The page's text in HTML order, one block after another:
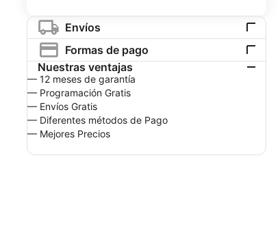
Envíos
Formas de pago
Nuestras ventajas
— 12 meses de garantía
— Programación Gratis
— Envíos Gratis
— Diferentes métodos de Pago
— Mejores Precios